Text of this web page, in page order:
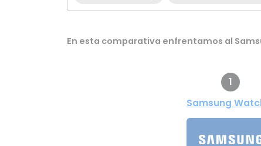
En esta comparativa enfrentamos al
1
Samsung